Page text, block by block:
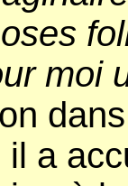
moi
a